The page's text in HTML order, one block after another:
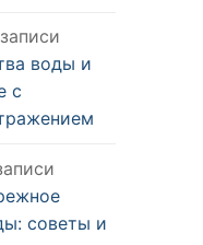
воды и
с
советы и